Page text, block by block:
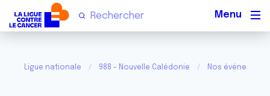
Ligue nationale 988 - Nouvelle Calédonie Nos événements